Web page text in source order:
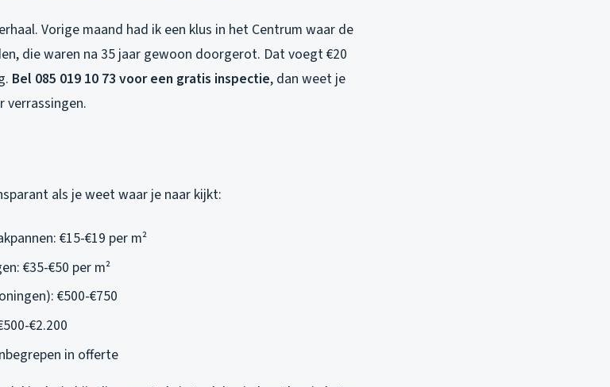
Vorige maand had ik een klus in het Centrum waar de
die waren na 35 jaar gewoon doorgerot. Dat voegt €20
Bel 085 019 10 73 voor een gratis inspectie, dan weet je
verrassingen.
als je weet waar je naar kijkt:
€15-€19 per m²
€35-€50 per m²
€500-€750
€2.200
in offerte